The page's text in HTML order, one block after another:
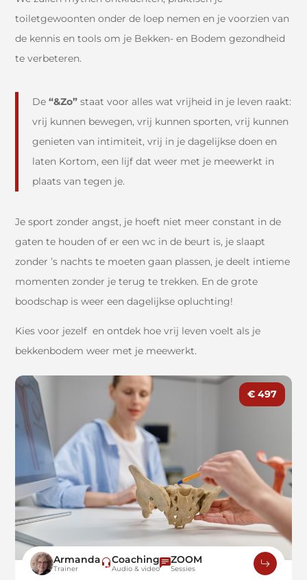
toiletgewoonten onder de loep nemen en je voorzien van
de kennis en tools om je Bekken- en Bodem gezondheid
te verbeteren.
De“&Zo” staat voor alles wat vrijheid in je leven raakt:
vrij kunnen bewegen, vrij kunnen sporten, vrij kunnen
genieten van intimiteit, vrij in je dagelijkse doen en
laten Kortom, een lijf dat weer met je meewerkt in
plaats van tegen je.
Je sport zonder angst, je hoeft niet meer constant in de
gaten te houden of er een wc in de beurt is, je slaapt
zonder ’s nachts te moeten gaan plassen, je deelt intieme
momenten zonder je terug te trekken. En de grote
boodschap is weer een dagelijkse opluchting!
Kies voor jezelf en ontdek hoe vrij leven voelt als je
bekkenbodem weer met je meewerkt.
€ 497
Armanda
Trainer
Coaching
Audio & video
ZOOM
Sessies